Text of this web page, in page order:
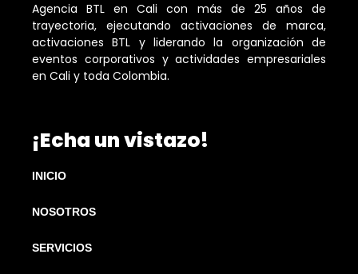
Agencia BTL en Cali con más de 25 años de
trayectoria, ejecutando activaciones de marca,
activaciones BTL y liderando la organización de
eventos corporativos y actividades empresariales
en Cali y toda Colombia.
¡Echa un vistazo!
INICIO
NOSOTROS
SERVICIOS